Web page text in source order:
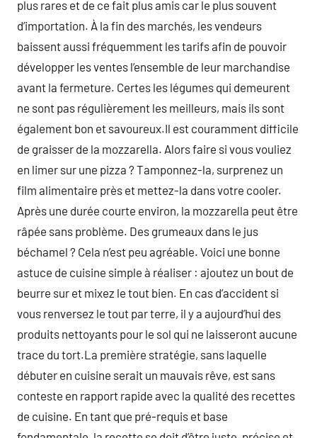
plus rares et de ce fait plus amis car le plus souvent
d’importation. À la fin des marchés, les vendeurs
baissent aussi fréquemment les tarifs afin de pouvoir
développer les ventes l’ensemble de leur marchandise
avant la fermeture. Certes les légumes qui demeurent
ne sont pas régulièrement les meilleurs, mais ils sont
également bon et savoureux.Il est couramment difficile
de graisser de la mozzarella. Alors faire si vous vouliez
en limer sur une pizza ? Tamponnez-la, surprenez un
film alimentaire près et mettez-la dans votre cooler.
Après une durée courte environ, la mozzarella peut être
râpée sans problème. Des grumeaux dans le jus
béchamel ? Cela n’est peu agréable. Voici une bonne
astuce de cuisine simple à réaliser : ajoutez un bout de
beurre sur et mixez le tout bien. En cas d’accident si
vous renversez le tout par terre, il y a aujourd’hui des
produits nettoyants pour le sol qui ne laisseront aucune
trace du tort.La première stratégie, sans laquelle
débuter en cuisine serait un mauvais rêve, est sans
conteste en rapport rapide avec la qualité des recettes
de cuisine. En tant que pré-requis et base